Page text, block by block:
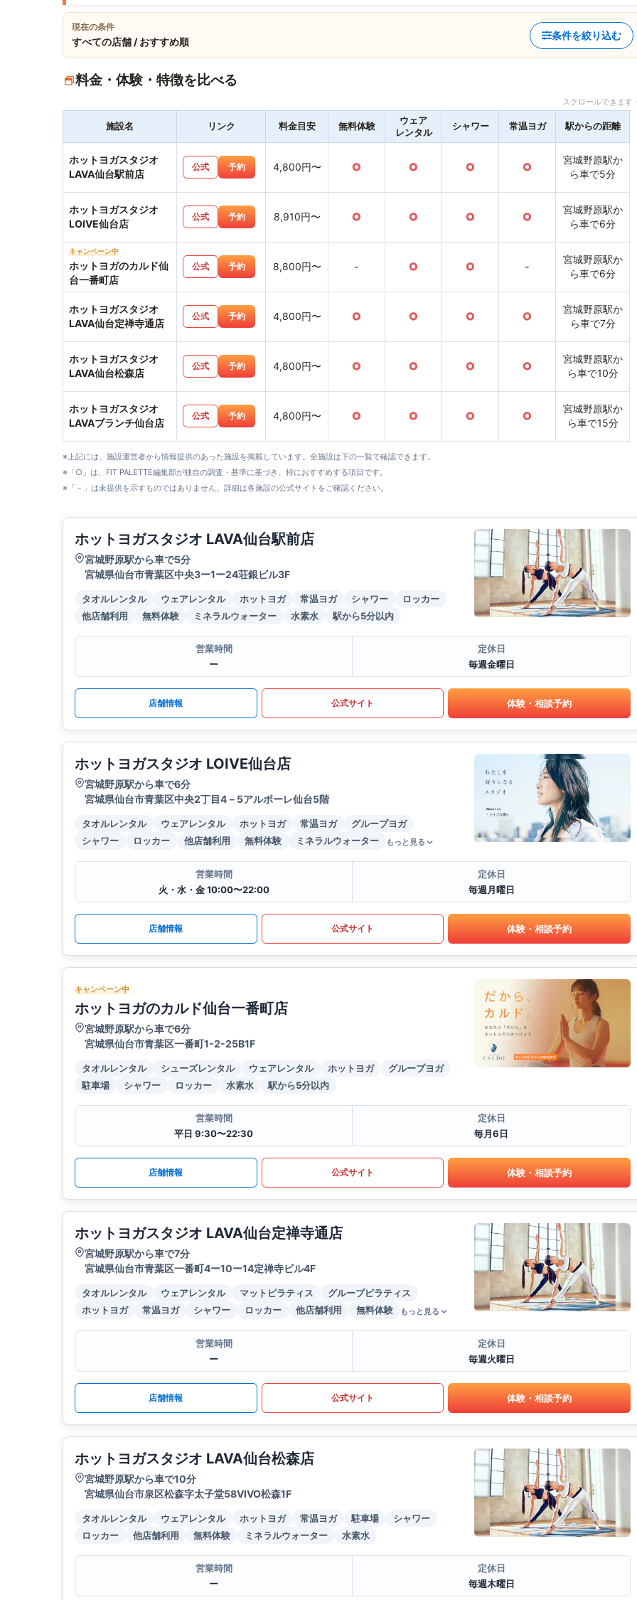
現在の条件
すべての店舗 / おすすめ順
条件を絞り込む
料金・体験・特徴を比べる
スクロールできま
施設名 リンク 料金目安 無料体験
ウェア
レンタル
シャワー 常温ヨガ 駅からの距離
ホットヨガスタジオ
LAVA仙台駅前店
公式 予約 4,800円〜 ○ ○ ○ ○
宮城野原駅か
ら車で5分
ホットヨガスタジオ
LOIVE仙台店
公式 予約 8,910円〜 ○ ○ ○ ○
宮城野原駅か
ら車で6分
キャンペーン中
ホットヨガのカルド仙
台一番町店
公式 予約 8,800円〜 - ○ ○ -
宮城野原駅か
ら車で6分
ホットヨガスタジオ
LAVA仙台定禅寺通店
公式 予約 4,800円〜 ○ ○ ○ ○
宮城野原駅か
ら車で7分
ホットヨガスタジオ
LAVA仙台松森店
公式 予約 4,800円〜 ○ ○ ○ ○
宮城野原駅か
ら車で10分
ホットヨガスタジオ
LAVAブランチ仙台店
公式 予約 4,800円〜 ○ ○ ○ ○
宮城野原駅か
ら車で15分
※上記には、施設運営者から情報提供のあった施設を掲載しています。全施設は下の一覧で確認できます。
※「○」は、FIT PALETTE編集部が独自の調査・基準に基づき、特におすすめする項目です。
※「－」は未提供を示すものではありません。詳細は各施設の公式サイトをご確認ください。
ホットヨガスタジオ LAVA仙台駅前店
宮城野原駅から車で5分
宮城県仙台市青葉区中央3ー1ー24荘銀ビル3F
タオルレンタル ウェアレンタル ホットヨガ 常温ヨガ シャワー
ロッカー
他店舗利用
無料体験 ミネラルウォーター 水素水 駅から5分以内
営業時間
ー
定休日
毎週金曜日
店舗情報 公式サイト 体験・相談予約
ホットヨガスタジオ LOIVE仙台店
宮城野原駅から車で6分
宮城県仙台市青葉区中央2丁目4－5アルボーレ仙台5階
タオルレンタル ウェアレンタル ホットヨガ 常温ヨガ
グループヨガ
シャワー
ロッカー 他店舗利用 無料体験 ミネラルウォーター もっと見る
営業時間
火・水・金 10:00〜22:00
定休日
毎週月曜日
店舗情報 公式サイト 体験・相談予約
キャンペーン中
ホットヨガのカルド仙台一番町店
宮城野原駅から車で6分
宮城県仙台市青葉区一番町1-2-25B1F
タオルレンタル シューズレンタル ウェアレンタル ホットヨガ
グループヨガ
駐車場
シャワー ロッカー 水素水 駅から5分以内
営業時間
平日 9:30〜22:30
定休日
毎月6日
店舗情報 公式サイト 体験・相談予約
ホットヨガスタジオ LAVA仙台定禅寺通店
宮城野原駅から車で7分
宮城県仙台市青葉区一番町4ー10ー14定禅寺ビル4F
タオルレンタル ウェアレンタル マットピラティス
グループピラティス
ホットヨガ
常温ヨガ シャワー ロッカー 他店舗利用 無料体験 もっと見る
営業時間
ー
定休日
毎週火曜日
店舗情報 公式サイト 体験・相談予約
ホットヨガスタジオ LAVA仙台松森店
宮城野原駅から車で10分
宮城県仙台市泉区松森字太子堂58VIVO松森1F
タオルレンタル ウェアレンタル ホットヨガ 常温ヨガ 駐車場
シャワー
ロッカー
他店舗利用 無料体験 ミネラルウォーター 水素水
営業時間
ー
定休日
毎週木曜日